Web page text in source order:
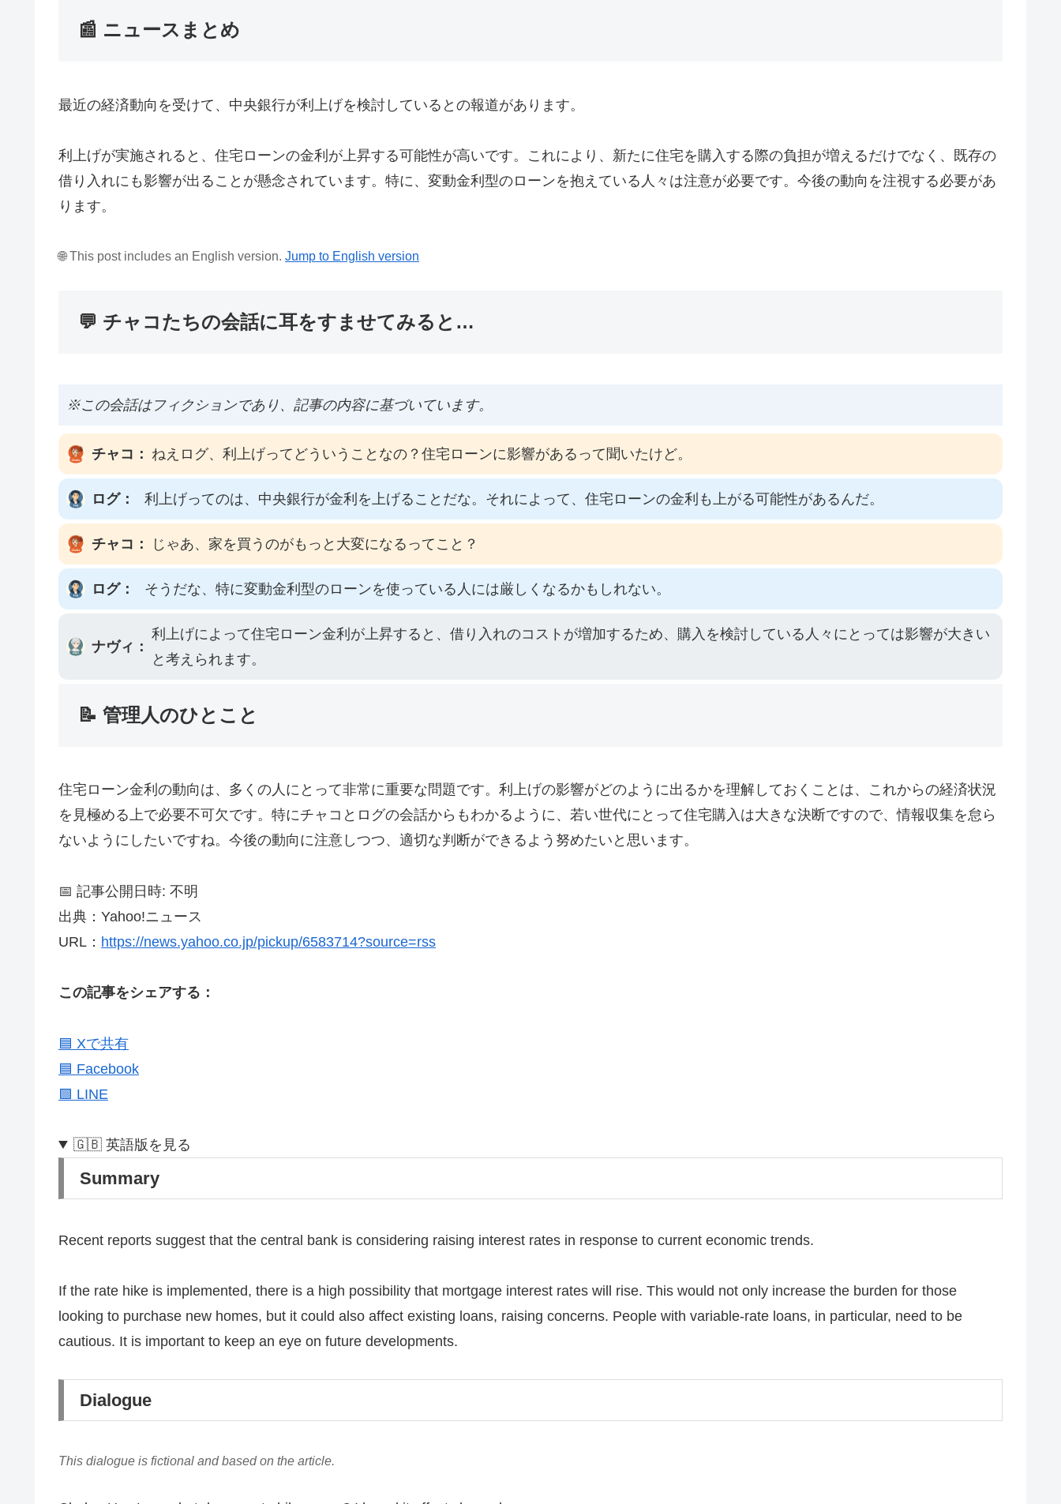
📰 ニュースまとめ
最近の経済動向を受けて、中央銀行が利上げを検討しているとの報道があります。
利上げが実施されると、住宅ローンの金利が上昇する可能性が高いです。これにより、新たに住宅を購入する際の負担が増えるだけでなく、既存の
借り入れにも影響が出ることが懸念されています。特に、変動金利型のローンを抱えている人々は注意が必要です。今後の動向を注視する必要があ
ります。
🌐 This post includes an English version. Jump to English version
💬 チャコたちの会話に耳をすませてみると…
※この会話はフィクションであり、記事の内容に基づいています。
チャコ： ねえログ、利上げってどういうことなの？住宅ローンに影響があるって聞いたけど。
ログ： 利上げってのは、中央銀行が金利を上げることだな。それによって、住宅ローンの金利も上がる可能性があるんだ。
チャコ： じゃあ、家を買うのがもっと大変になるってこと？
ログ： そうだな、特に変動金利型のローンを使っている人には厳しくなるかもしれない。
ナヴィ：
利上げによって住宅ローン金利が上昇すると、借り入れのコストが増加するため、購入を検討している人々にとっては影響が大きい
と考えられます。
📝 管理人のひとこと
住宅ローン金利の動向は、多くの人にとって非常に重要な問題です。利上げの影響がどのように出るかを理解しておくことは、これからの経済状況
を見極める上で必要不可欠です。特にチャコとログの会話からもわかるように、若い世代にとって住宅購入は大きな決断ですので、情報収集を怠ら
ないようにしたいですね。今後の動向に注意しつつ、適切な判断ができるよう努めたいと思います。
📅 記事公開日時: 不明
出典：Yahoo!ニュース
URL： https://news.yahoo.co.jp/pickup/6583714?source=rss
この記事をシェアする：
🟦 Xで共有
🟦 Facebook
🟩 LINE
🇬🇧 英語版を見る
Summary
Recent reports suggest that the central bank is considering raising interest rates in response to current economic trends.
If the rate hike is implemented, there is a high possibility that mortgage interest rates will rise. This would not only increase the burden for those
looking to purchase new homes, but it could also affect existing loans, raising concerns. People with variable-rate loans, in particular, need to be
cautious. It is important to keep an eye on future developments.
Dialogue
This dialogue is fictional and based on the article.